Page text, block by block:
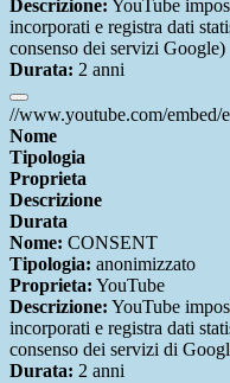
Descrizione: YouTube
incorporati e registra dati
consenso dei servizi Google)
Durata: 2 anni
//www.youtube.com/embed/
Nome
Tipologia
Proprieta
Descrizione
Durata
Nome: CONSENT
Tipologia: anonimizzato
Proprieta: YouTube
Descrizione: YouTube
incorporati e registra dati
consenso dei servizi di
Durata: 2 anni